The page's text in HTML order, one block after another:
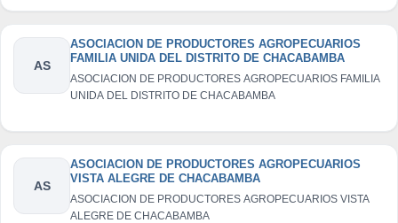
AS
ASOCIACION DE PRODUCTORES AGROPECUARIOS
FAMILIA UNIDA DEL DISTRITO DE CHACABAMBA
ASOCIACION DE PRODUCTORES AGROPECUARIOS FAMILIA
UNIDA DEL DISTRITO DE CHACABAMBA
AS
ASOCIACION DE PRODUCTORES AGROPECUARIOS
VISTA ALEGRE DE CHACABAMBA
ASOCIACION DE PRODUCTORES AGROPECUARIOS VISTA
ALEGRE DE CHACABAMBA